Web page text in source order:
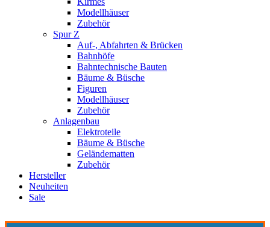
Modellhäuser
Zubehör
Spur Z
Auf-, Abfahrten & Brücken
Bahnhöfe
Bahntechnische Bauten
Bäume & Büsche
Figuren
Modellhäuser
Zubehör
Anlagenbau
Elektroteile
Bäume & Büsche
Geländematten
Zubehör
Hersteller
Neuheiten
Sale